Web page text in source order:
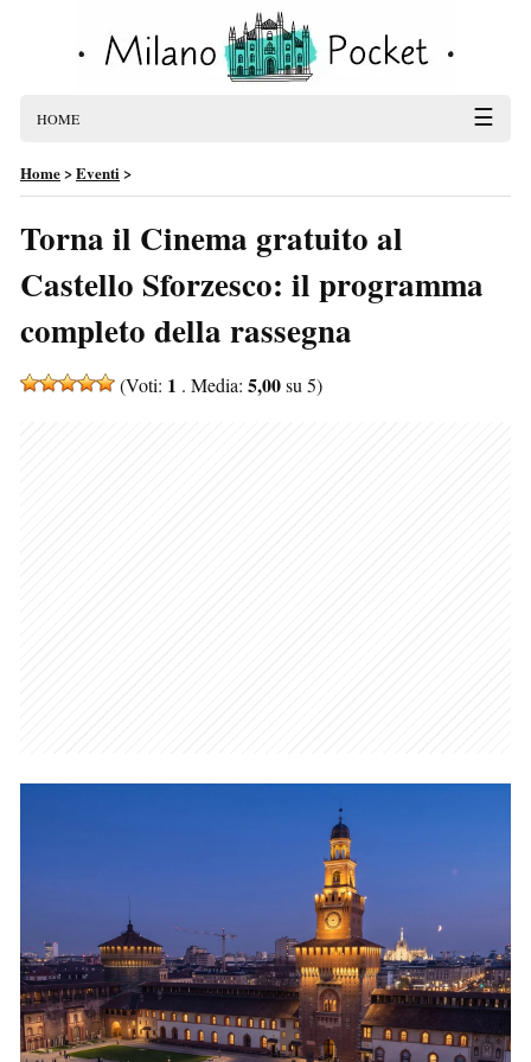
HOME ☰
Home>Eventi>
Torna il Cinema gratuito al
Castello Sforzesco: il programma
completo della rassegna
(Voti: 1 . Media: 5,00su 5)